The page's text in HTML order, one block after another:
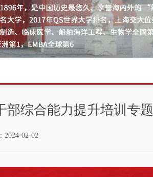
部综合能力提升培训专题
2024-02-02